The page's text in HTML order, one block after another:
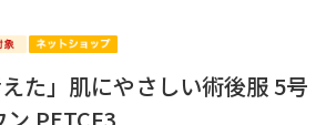
えた」肌にやさしい術後服 5号